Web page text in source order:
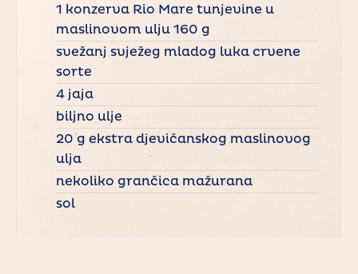
1 konzerva Rio Mare tunjevine u
maslinovom ulju 160 g
svežanj svježeg mladog luka crvene
sorte
4 jaja
biljno ulje
20 g ekstra djevičanskog maslinovog
ulja
nekoliko grančica mažurana
sol